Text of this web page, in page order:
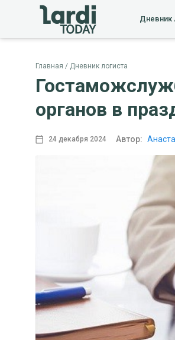
Дневник
Главная Дневник логиста
органов в
24 декабря 2024 Автор: